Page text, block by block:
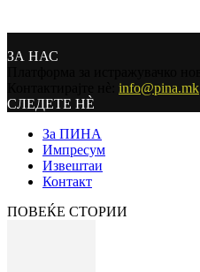
ЗА НАС
info@pina.mk
СЛЕДЕТЕ НЀ
За ПИНА
Импресум
Извештаи
Контакт
ПОВЕЌЕ СТОРИИ